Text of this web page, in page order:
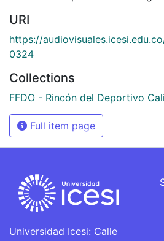
URI
https://
0324
Collections
FFDO - Rincón del Deportivo
Full item page
Universidad Icesi: Calle